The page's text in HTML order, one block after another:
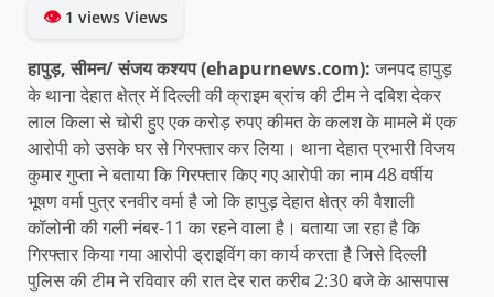
👁1 views Views
हापुड़, सीमन/ संजय कश्यप (ehapurnews.com): जनपद हापुड़
के थाना देहात क्षेत्र में दिल्ली की क्राइम ब्रांच की टीम ने दबिश देकर
लाल किला से चोरी हुए एक करोड़ रुपए कीमत के कलश के मामले में एक
आरोपी को उसके घर से गिरफ्तार कर लिया। थाना देहात प्रभारी विजय
कुमार गुप्ता ने बताया कि गिरफ्तार किए गए आरोपी का नाम 48 वर्षीय
भूषण वर्मा पुत्र रनवीर वर्मा है जो कि हापुड़ देहात क्षेत्र की वैशाली
कॉलोनी की गली नंबर-11 का रहने वाला है। बताया जा रहा है कि
गिरफ्तार किया गया आरोपी ड्राइविंग का कार्य करता है जिसे दिल्ली
पुलिस की टीम ने रविवार की रात देर रात करीब 2:30 बजे के आसपास